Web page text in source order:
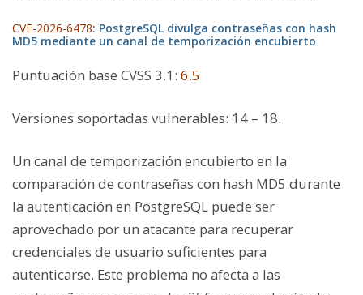
CVE-2026-6478: PostgreSQL divulga contraseñas con hash
MD5 mediante un canal de temporización encubierto
Puntuación base CVSS 3.1 : 6.5
Versiones soportadas vulnerables: 14 – 18.
Un canal de temporización encubierto en la
comparación de contraseñas con hash MD5 durante
la autenticación en PostgreSQL puede ser
aprovechado por un atacante para recuperar
credenciales de usuario suficientes para
autenticarse. Este problema no afecta a las